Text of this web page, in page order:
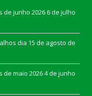
de junho 20266 de julho
dia 15 de agosto de
de maio 20264 de junho